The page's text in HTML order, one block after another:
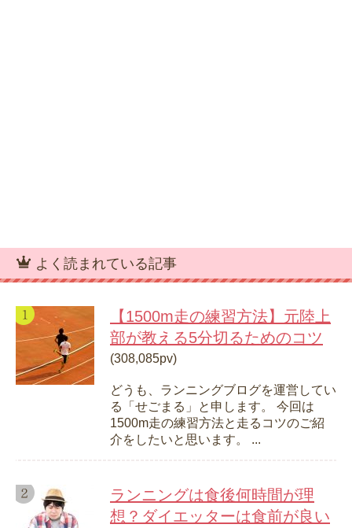
よく読まれている記事
【1500m走の練習方法】元陸上
部が教える5分切るためのコツ
(308,085pv)
どうも、ランニングブログを運営してい
る「せごまる」と申します。 今回は
1500m走の練習方法と走るコツのご紹
介をしたいと思います。 ...
ランニングは食後何時間が理
想？ダイエッターは食前が良い